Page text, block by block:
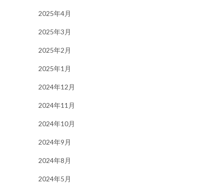
2025年4月
2025年3月
2025年2月
2025年1月
2024年12月
2024年11月
2024年10月
2024年9月
2024年8月
2024年5月